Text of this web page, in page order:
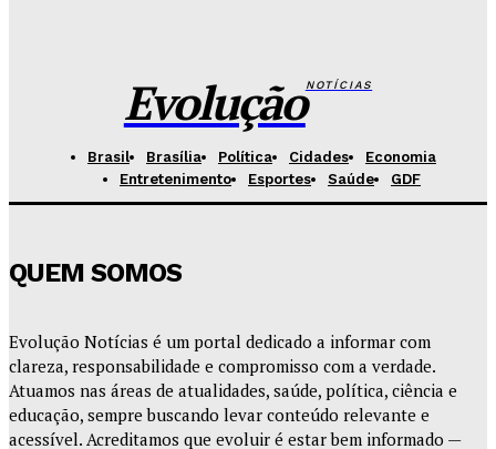
EvoluçãoNOTÍCIAS
Brasil Brasília Política Cidades
Economia
Entretenimento
Esportes Saúde GDF
QUEM SOMOS
Evolução Notícias é um portal dedicado a informar com
clareza, responsabilidade e compromisso com a verdade.
Atuamos nas áreas de atualidades, saúde, política, ciência e
educação, sempre buscando levar conteúdo relevante e
acessível. Acreditamos que evoluir é estar bem informado —